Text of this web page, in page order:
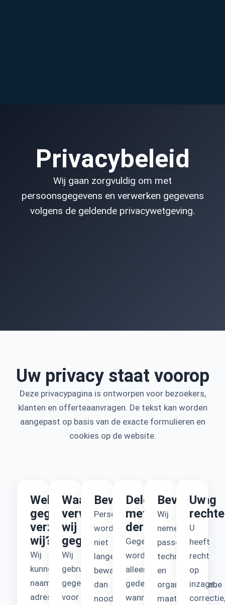
Privacybeleid
Wij gaan zorgvuldig om met
persoonsgegevens en verwerken gegevens
volgens de geldende privacywetgeving.
Uw privacy staat voorop
Deze privacypagina is ontworpen voor bezoekers,
klanten en offerteaanvragen. De tekst kan worden
aangepast op basis van de exacte formulieren en
cookies op de website.
Welke
gegevens
verzamelen
wij?
Wij
kunnen
naam,
adres,
Waarom
verwerken
wij
gegevens?
Wij
gebruiken
gegevens
voor
Bewaartermijn
Persoonsgegevens
worden
niet
langer
bewaard
dan
noodzakelijk
Delen
met
derden
Gegevens
worden
alleen
gedeeld
wanneer
Beveiliging
Wij
nemen
passende
technische
en
organisatorische
maatregelen
Uw
U
heeft
recht
op
inzage,
correctie,